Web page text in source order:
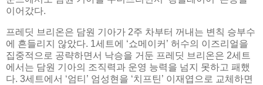
이어갔다.
프레딧 브리온은 담원 기아가 2주 차부터 꺼내는 변칙 승부수
에 흔들리지 않았다. 1세트에 ‘쇼메이커’ 허수의 이즈리얼을
집중적으로 공략하면서 낙승을 거둔 프레딧 브리온은 2세트
에서는 담원 기아의 조직력과 운영 능력을 넘지 못하고 패했
다. 3세트에서 ‘엄티’ 엄성현을 ‘치프틴’ 이재엽으로 교체하면